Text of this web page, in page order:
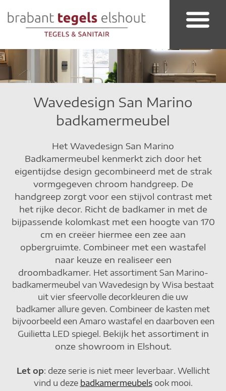
Wavedesign San Marino
badkamermeubel
Het Wavedesign San Marino
Badkamermeubel kenmerkt zich door het
eigentijdse design gecombineerd met de strak
vormgegeven chroom handgreep. De
handgreep zorgt voor een stijvol contrast met
het rijke decor. Richt de badkamer in met de
bijpassende kolomkast met een hoogte van 170
cm en creëer hiermee een zee aan
opbergruimte. Combineer met een wastafel
naar keuze en realiseer een
droombadkamer. Het assortiment San Marino-
badkamermeubel van Wavedesign by Wisa bestaat
uit vier sfeervolle decorkleuren die uw
badkamer allure geven. Combineer de kasten met
bijvoorbeeld een Amaro wastafel en daarboven een
Guilietta LED spiegel. Bekijk het assortiment in
onze showroom in Elshout.
Let op: deze serie is niet meer leverbaar. Wellicht
vind u deze badkamermeubelsook mooi.